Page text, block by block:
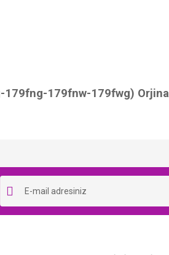
179fng-179fnw-179fwg)